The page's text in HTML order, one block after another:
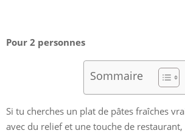
Pour 2 personnes
Sommaire
Si tu cherches un plat de pâtes fraîches
avec du relief et une touche de